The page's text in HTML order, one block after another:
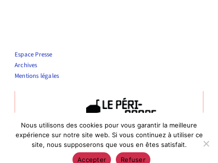
Espace Presse
Archives
Mentions légales
Théâtre Le Périscope
Entrée publics : 4 rue de la vierge, Nîmes
Entrée administrative : 6 rue de Bourgogne, 30000 Nîmes
Nous utilisons des cookies pour vous garantir la meilleure
expérience sur notre site web. Si vous continuez à utiliser ce
site, nous supposerons que vous en êtes satisfait.
Accepter
Refuser